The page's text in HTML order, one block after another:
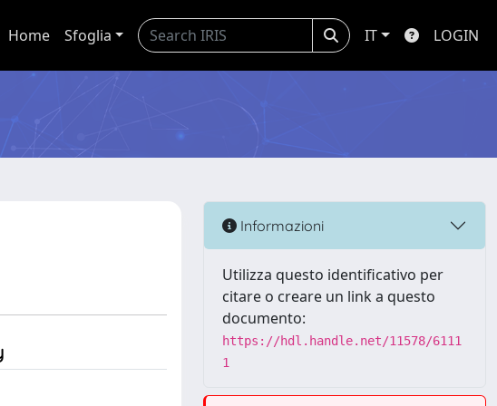
Home Sfoglia IT LOGIN
Informazioni
Utilizza questo identificativo per
citare o creare un link a questo
documento:
https://hdl.handle.net/11578/6111
1